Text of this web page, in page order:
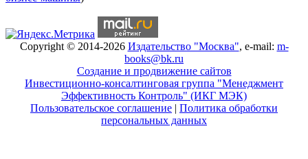
Copyright © 2014-2026 Издательство "Москва", e-mail: m-
books@bk.ru
Создание и продвижение сайтов
Инвестиционно-консалтинговая группа "Менеджмент
Эффективность Контроль" (ИКГ МЭК)
Пользовательское соглашение | Политика обработки
персональных данных